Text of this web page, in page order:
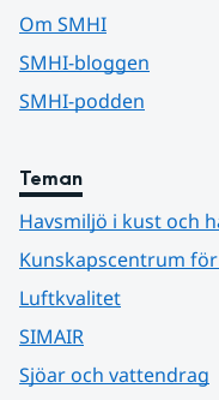
Om SMHI
SMHI-bloggen
SMHI-podden
Teman
Havsmiljö i kust och
Kunskapscentrum
Luftkvalitet
SIMAIR
Sjöar och vattendrag